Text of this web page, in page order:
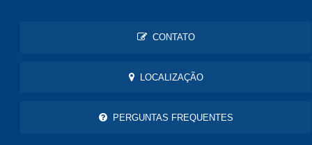
CONTATO
LOCALIZAÇÃO
PERGUNTAS FREQUENTES